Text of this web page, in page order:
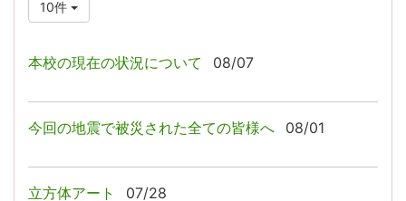
10件
本校の現在の状況について 08/07
今回の地震で被災された全ての皆様へ 08/01
立方体アート 07/28